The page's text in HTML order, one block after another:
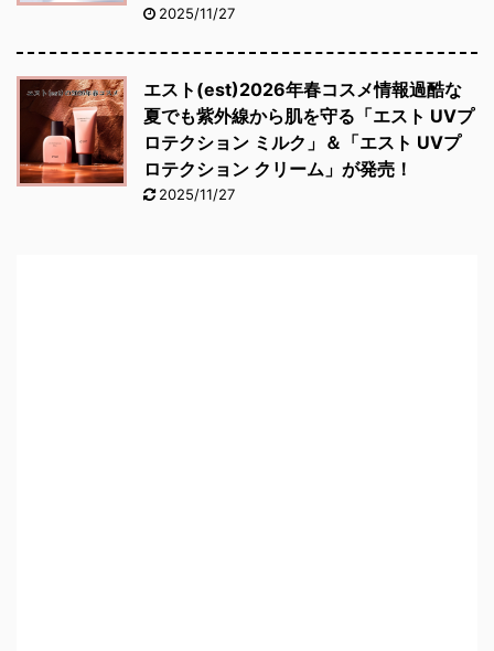
2025/11/27
エスト(est)2026年春コスメ情報過酷な
夏でも紫外線から肌を守る「エスト UVプ
ロテクション ミルク」＆「エスト UVプ
ロテクション クリーム」が発売！
2025/11/27